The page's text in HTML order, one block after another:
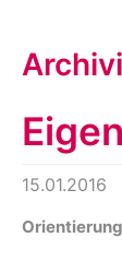
15.01.2016